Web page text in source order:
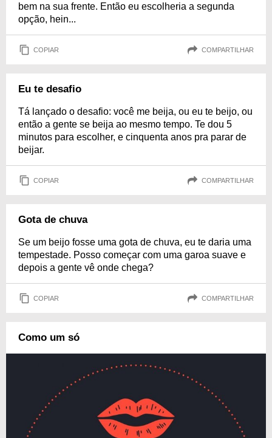
bem na sua frente. Então eu escolheria a segunda
opção, hein...
COPIAR COMPARTILHAR
Eu te desafio
Tá lançado o desafio: você me beija, ou eu te beijo, ou
então a gente se beija ao mesmo tempo. Te dou 5
minutos para escolher, e cinquenta anos pra parar de
beijar.
COPIAR COMPARTILHAR
Gota de chuva
Se um beijo fosse uma gota de chuva, eu te daria uma
tempestade. Posso começar com uma garoa suave e
depois a gente vê onde chega?
COPIAR COMPARTILHAR
Como um só